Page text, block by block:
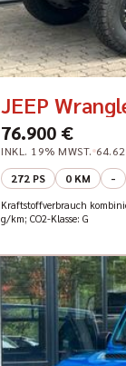
JEEP
76.900 €
INKL. 19% MWST.
272 PS
0 KM -
Kraftstoffverbrauch
g/km; CO2-Klasse: G